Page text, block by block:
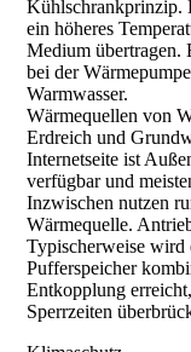
Kühlschrankprinzip.
ein höheres
Medium übertragen.
bei der
Warmwasser.
Wärmequellen von
Erdreich und
Internetseite ist
verfügbar und
Inzwischen nutzen
Wärmequelle.
Typischerweise wird
Pufferspeicher
Entkopplung
Sperrzeiten